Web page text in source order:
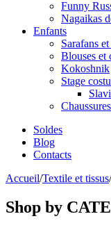
Funny
Nagaikas
Enfants
Sarafans
Blouses et
Kokoshnik
Stage
Soldes
Blog
Contacts
Accueil/Textile et tissus/
Shop by